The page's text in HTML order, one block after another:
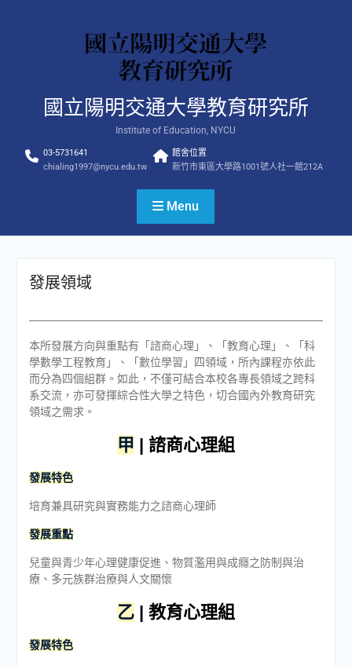
國立陽明交通大學教育研究所
Institute of Education, NYCU
03-5731641
chialing1997@nycu.edu.tw
館舍位置
新竹市東區大學路1001號人社一館212A
Menu
發展領域
本所發展方向與重點有「諮商心理」、「教育心理」、「科
學數學工程教育」、「數位學習」四領域，所內課程亦依此
而分為四個組群。如此，不僅可結合本校各專長領域之跨科
系交流，亦可發揮綜合性大學之特色，切合國內外教育研究
領域之需求。
甲 | 諮商心理組
發展特色
培育兼具研究與實務能力之諮商心理師
發展重點
兒童與青少年心理健康促進、物質濫用與成癮之防制與治
療、多元族群治療與人文關懷
乙| 教育心理組
發展特色